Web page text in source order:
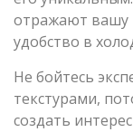
отражают вашу
удобство в
Не бойтесь
текстурами,
создать